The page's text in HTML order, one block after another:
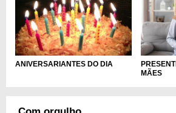
ANIVERSARIANTES DO DIA
MÃES